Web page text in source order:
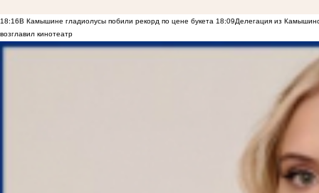
18:16В Камышине гладиолусы побили рекорд по цене букета 18:09Делегация из
возглавил кинотеатр